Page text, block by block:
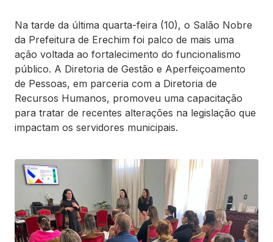
Na tarde da última quarta-feira (10), o Salão Nobre
da Prefeitura de Erechim foi palco de mais uma
ação voltada ao fortalecimento do funcionalismo
público. A Diretoria de Gestão e Aperfeiçoamento
de Pessoas, em parceria com a Diretoria de
Recursos Humanos, promoveu uma capacitação
para tratar de recentes alterações na legislação que
impactam os servidores municipais.